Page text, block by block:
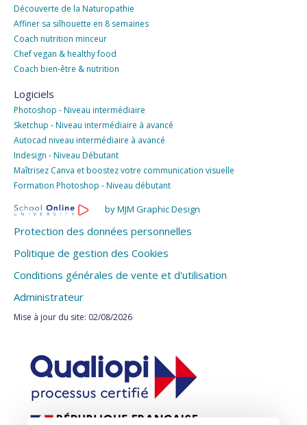
Découverte de la Naturopathie
Affiner sa silhouette en 8 semaines
Coach nutrition minceur
Chef vegan & healthy food
Coach bien-être & nutrition
Logiciels
Photoshop - Niveau intermédiaire
Sketchup - Niveau intermédiaire à avancé
Autocad niveau intermédiaire à avancé
Indesign - Niveau Débutant
Maîtrisez Canva et boostez votre communication visuelle
Formation Photoshop - Niveau débutant
by MJM Graphic Design
Protection des données personnelles
Politique de gestion des Cookies
Conditions générales de vente et d'utilisation
Administrateur
Mise à jour du site: 02/08/2026